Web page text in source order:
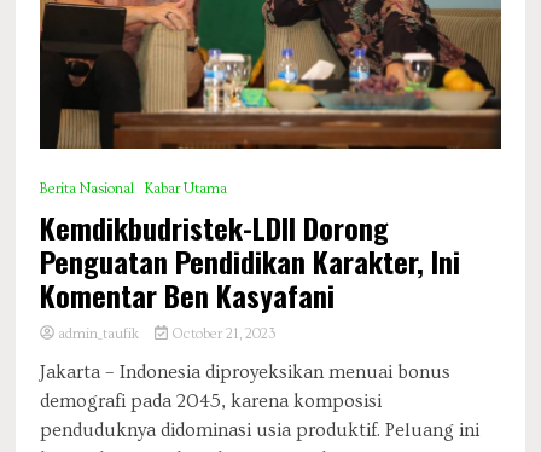
Berita Nasional Kabar Utama
Kemdikbudristek-LDII Dorong
Penguatan Pendidikan Karakter, Ini
Komentar Ben Kasyafani
admin_taufik October 21, 2023
Jakarta – Indonesia diproyeksikan menuai bonus
demografi pada 2045, karena komposisi
penduduknya didominasi usia produktif. Peluang ini